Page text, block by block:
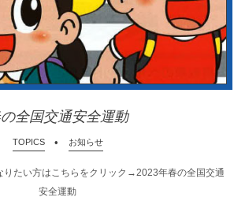
全国交通安全運動
TOPICS お知らせ
りたい方はこちらをクリック→2023年春の全国交通
安全運動